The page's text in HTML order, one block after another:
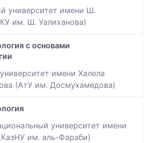
университет имени Ш.
им. Ш. Уалиханова)
с основами
имени Халела
(АтУ им. Досмухамедова)
университет имени
им. аль-Фараби)